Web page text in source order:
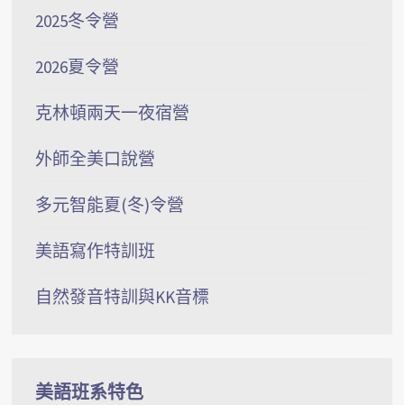
2025冬令營
2026夏令營
克林頓兩天一夜宿營
外師全美口說營
多元智能夏(冬)令營
美語寫作特訓班
自然發音特訓與KK音標
美語班系特色